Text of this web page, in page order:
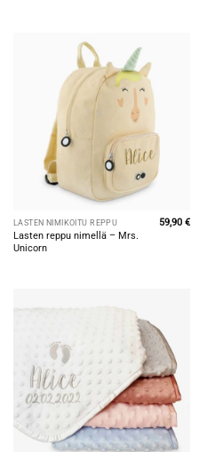
LASTEN NIMIKOITU REPPU
Lasten reppu nimellä – Mrs.
Unicorn
59,90€